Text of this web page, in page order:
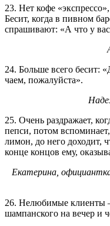
23. Нет кофе
Бесит, когда в пивном
спрашивают: «А что у
24. Больше всего бесит:
чаем, пожалуйста».
25. Очень раздражает,
пепси, потом
лимон, до него доходит,
конце концов ему,
Екатерина,
26. Нелюбимые клиенты
шампанского на вечер и